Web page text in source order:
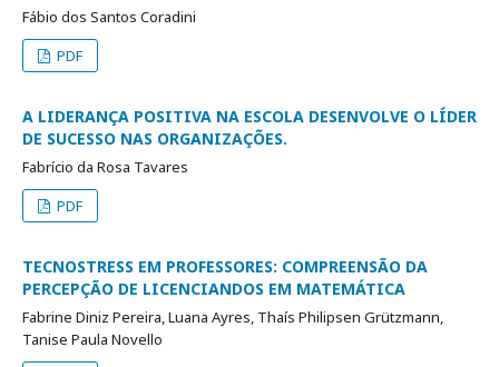
Fábio dos Santos Coradini
PDF
A LIDERANÇA POSITIVA NA ESCOLA DESENVOLVE O LÍDER
DE SUCESSO NAS ORGANIZAÇÕES.
Fabrício da Rosa Tavares
PDF
TECNOSTRESS EM PROFESSORES: COMPREENSÃO DA
PERCEPÇÃO DE LICENCIANDOS EM MATEMÁTICA
Fabrine Diniz Pereira, Luana Ayres, Thaís Philipsen Grützmann,
Tanise Paula Novello